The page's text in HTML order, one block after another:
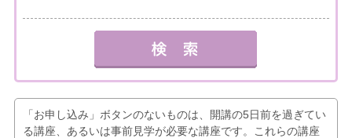
「お申し込み」ボタンのないものは、開講の5日前を過ぎてい
る講座、あるいは事前見学が必要な講座です。これらの講座